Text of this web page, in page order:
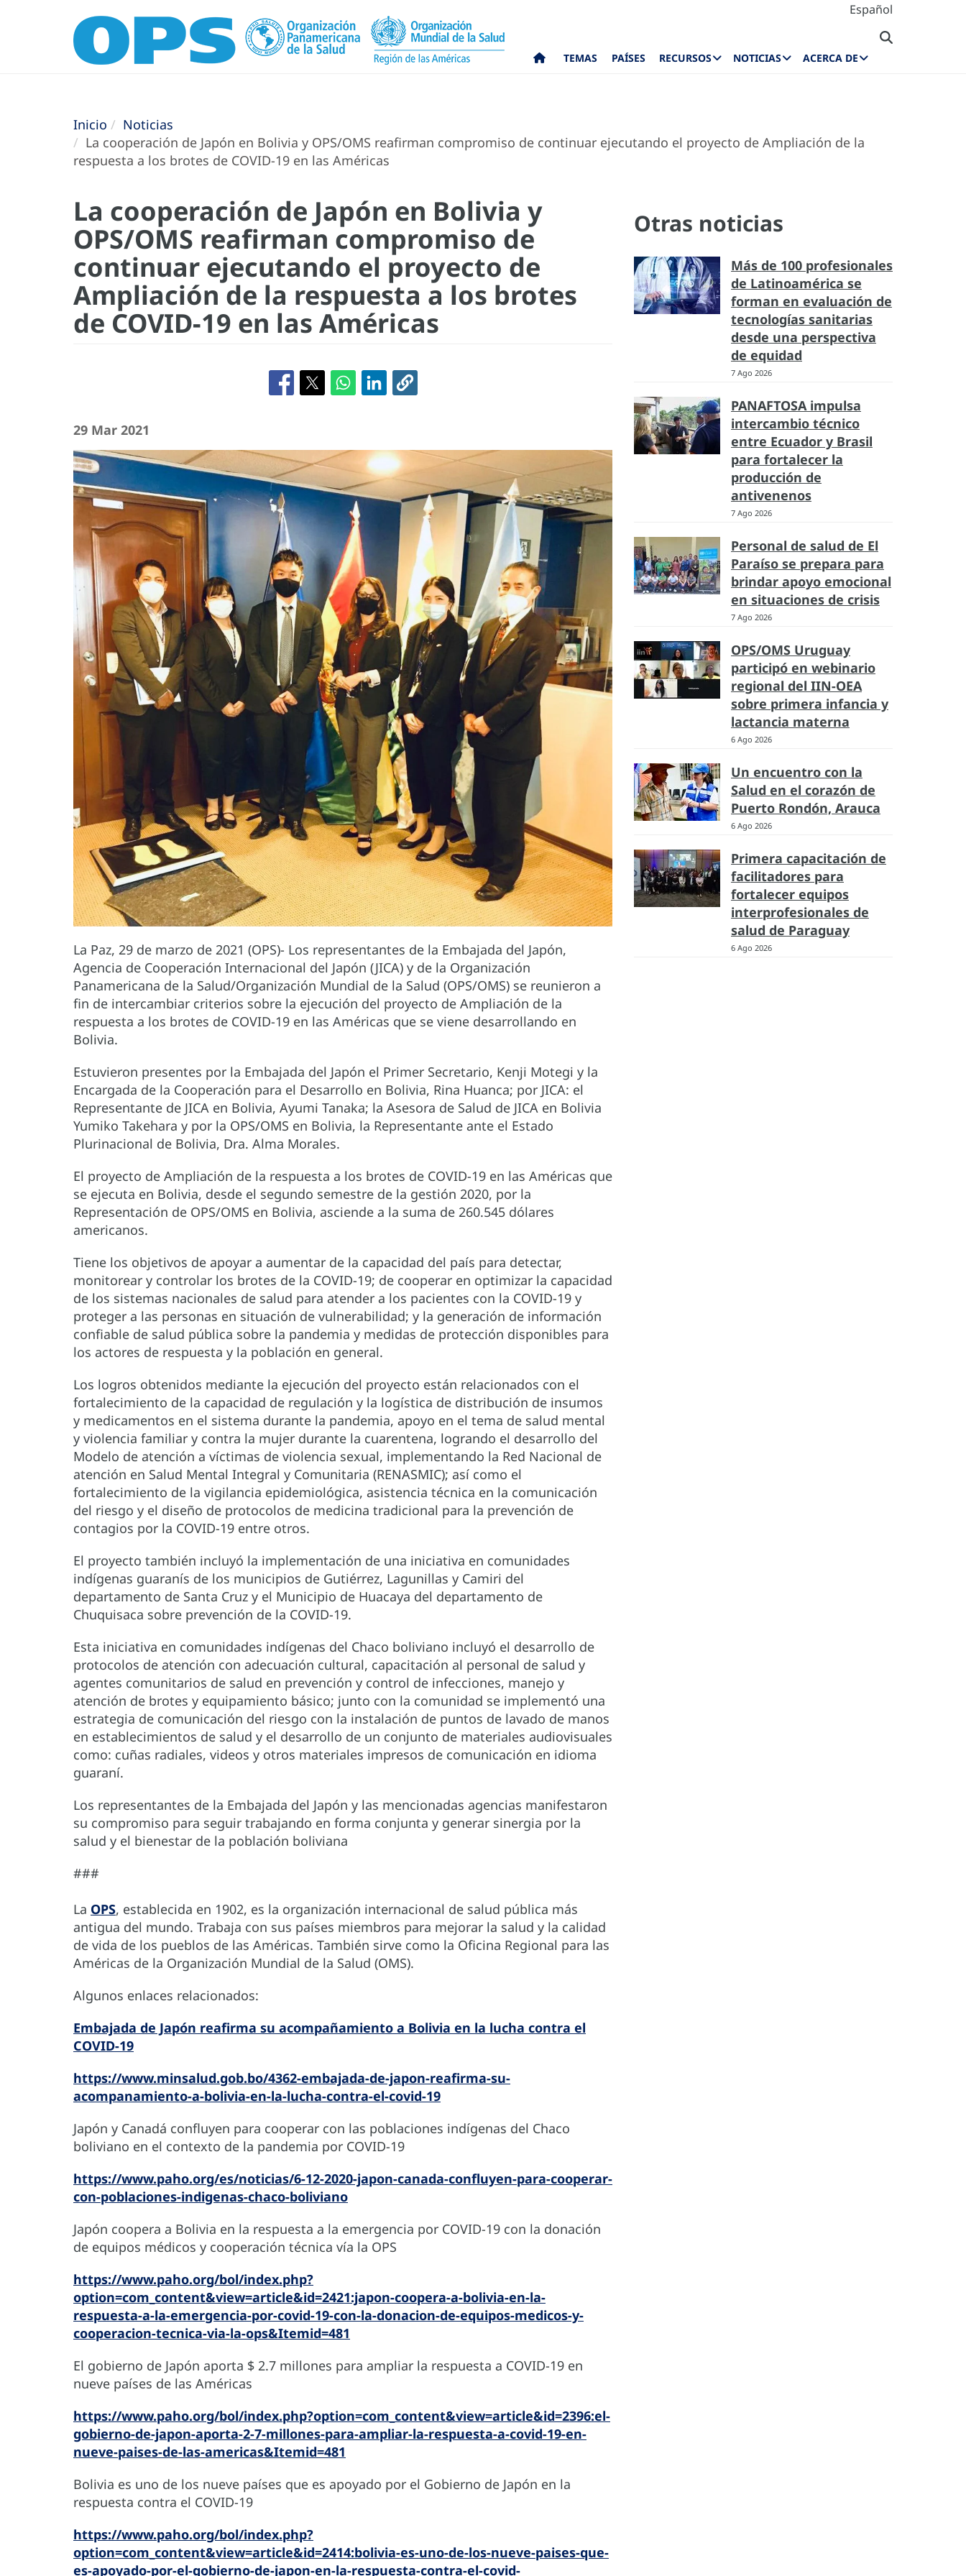
Español
TEMAS PAÍSES RECURSOS NOTICIAS ACERCA DE
Inicio
Noticias
La cooperación de Japón en Bolivia y OPS/OMS reafirman compromiso de continuar ejecutando el proyecto de Ampliación de la
respuesta a los brotes de COVID-19 en las Américas
La cooperación de Japón en Bolivia y
OPS/OMS reafirman compromiso de
continuar ejecutando el proyecto de
Ampliación de la respuesta a los brotes
de COVID-19 en las Américas
29 Mar 2021
La Paz, 29 de marzo de 2021 (OPS)- Los representantes de la Embajada del Japón,
Agencia de Cooperación Internacional del Japón (JICA) y de la Organización
Panamericana de la Salud/Organización Mundial de la Salud (OPS/OMS) se reunieron a
fin de intercambiar criterios sobre la ejecución del proyecto de Ampliación de la
respuesta a los brotes de COVID-19 en las Américas que se viene desarrollando en
Bolivia.
Estuvieron presentes por la Embajada del Japón el Primer Secretario, Kenji Motegi y la
Encargada de la Cooperación para el Desarrollo en Bolivia, Rina Huanca; por JICA: el
Representante de JICA en Bolivia, Ayumi Tanaka; la Asesora de Salud de JICA en Bolivia
Yumiko Takehara y por la OPS/OMS en Bolivia, la Representante ante el Estado
Plurinacional de Bolivia, Dra. Alma Morales.
El proyecto de Ampliación de la respuesta a los brotes de COVID-19 en las Américas que
se ejecuta en Bolivia, desde el segundo semestre de la gestión 2020, por la
Representación de OPS/OMS en Bolivia, asciende a la suma de 260.545 dólares
americanos.
Tiene los objetivos de apoyar a aumentar de la capacidad del país para detectar,
monitorear y controlar los brotes de la COVID-19; de cooperar en optimizar la capacidad
de los sistemas nacionales de salud para atender a los pacientes con la COVID-19 y
proteger a las personas en situación de vulnerabilidad; y la generación de información
confiable de salud pública sobre la pandemia y medidas de protección disponibles para
los actores de respuesta y la población en general.
Los logros obtenidos mediante la ejecución del proyecto están relacionados con el
fortalecimiento de la capacidad de regulación y la logística de distribución de insumos
y medicamentos en el sistema durante la pandemia, apoyo en el tema de salud mental
y violencia familiar y contra la mujer durante la cuarentena, logrando el desarrollo del
Modelo de atención a víctimas de violencia sexual, implementando la Red Nacional de
atención en Salud Mental Integral y Comunitaria (RENASMIC); así como el
fortalecimiento de la vigilancia epidemiológica, asistencia técnica en la comunicación
del riesgo y el diseño de protocolos de medicina tradicional para la prevención de
contagios por la COVID-19 entre otros.
El proyecto también incluyó la implementación de una iniciativa en comunidades
indígenas guaranís de los municipios de Gutiérrez, Lagunillas y Camiri del
departamento de Santa Cruz y el Municipio de Huacaya del departamento de
Chuquisaca sobre prevención de la COVID-19.
Esta iniciativa en comunidades indígenas del Chaco boliviano incluyó el desarrollo de
protocolos de atención con adecuación cultural, capacitación al personal de salud y
agentes comunitarios de salud en prevención y control de infecciones, manejo y
atención de brotes y equipamiento básico; junto con la comunidad se implementó una
estrategia de comunicación del riesgo con la instalación de puntos de lavado de manos
en establecimientos de salud y el desarrollo de un conjunto de materiales audiovisuales
como: cuñas radiales, videos y otros materiales impresos de comunicación en idioma
guaraní.
Los representantes de la Embajada del Japón y las mencionadas agencias manifestaron
su compromiso para seguir trabajando en forma conjunta y generar sinergia por la
salud y el bienestar de la población boliviana
###
La OPS, establecida en 1902, es la organización internacional de salud pública más
antigua del mundo. Trabaja con sus países miembros para mejorar la salud y la calidad
de vida de los pueblos de las Américas. También sirve como la Oficina Regional para las
Américas de la Organización Mundial de la Salud (OMS).
Algunos enlaces relacionados:
Embajada de Japón reafirma su acompañamiento a Bolivia en la lucha contra el
COVID-19
https://www.minsalud.gob.bo/4362-embajada-de-japon-reafirma-su-
acompanamiento-a-bolivia-en-la-lucha-contra-el-covid-19
Japón y Canadá confluyen para cooperar con las poblaciones indígenas del Chaco
boliviano en el contexto de la pandemia por COVID-19
https://www.paho.org/es/noticias/6-12-2020-japon-canada-confluyen-para-cooperar-
con-poblaciones-indigenas-chaco-boliviano
Japón coopera a Bolivia en la respuesta a la emergencia por COVID-19 con la donación
de equipos médicos y cooperación técnica vía la OPS
https://www.paho.org/bol/index.php?
option=com_content&view=article&id=2421:japon-coopera-a-bolivia-en-la-
respuesta-a-la-emergencia-por-covid-19-con-la-donacion-de-equipos-medicos-y-
cooperacion-tecnica-via-la-ops&Itemid=481
El gobierno de Japón aporta $ 2.7 millones para ampliar la respuesta a COVID-19 en
nueve países de las Américas
https://www.paho.org/bol/index.php?option=com_content&view=article&id=2396:el-
gobierno-de-japon-aporta-2-7-millones-para-ampliar-la-respuesta-a-covid-19-en-
nueve-paises-de-las-americas&Itemid=481
Bolivia es uno de los nueve países que es apoyado por el Gobierno de Japón en la
respuesta contra el COVID-19
https://www.paho.org/bol/index.php?
option=com_content&view=article&id=2414:bolivia-es-uno-de-los-nueve-paises-que-
es-apoyado-por-el-gobierno-de-japon-en-la-respuesta-contra-el-covid-
Otras noticias
Más de 100 profesionales
de Latinoamérica se
forman en evaluación de
tecnologías sanitarias
desde una perspectiva
de equidad
7 Ago 2026
PANAFTOSA impulsa
intercambio técnico
entre Ecuador y Brasil
para fortalecer la
producción de
antivenenos
7 Ago 2026
Personal de salud de El
Paraíso se prepara para
brindar apoyo emocional
en situaciones de crisis
7 Ago 2026
OPS/OMS Uruguay
participó en webinario
regional del IIN-OEA
sobre primera infancia y
lactancia materna
6 Ago 2026
Un encuentro con la
Salud en el corazón de
Puerto Rondón, Arauca
6 Ago 2026
Primera capacitación de
facilitadores para
fortalecer equipos
interprofesionales de
salud de Paraguay
6 Ago 2026